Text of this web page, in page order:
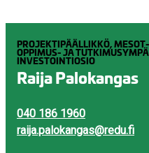
PROJEKTIPÄÄLLIKKÖ,
OPPIMUS- JA
INVESTOINTIOSIO
Raija Palokangas
040 186 1960
raija.palokangas@redu.fi